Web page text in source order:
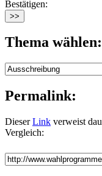
Bestätigen:
Thema wählen:
Permalink:
DieserLink verweist
Vergleich: